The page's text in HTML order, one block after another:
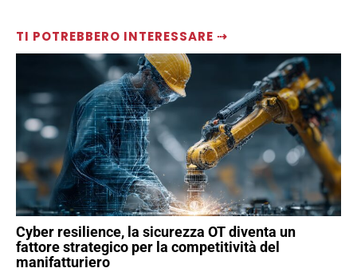
TI POTREBBERO INTERESSARE ⇢
Cyber resilience, la sicurezza OT diventa un
fattore strategico per la competitività del
manifatturiero